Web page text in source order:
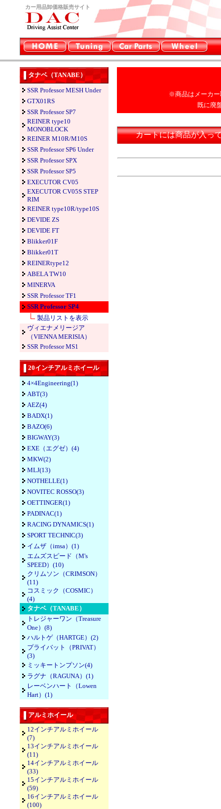
カー用品卸価格販売サイト
タナベ（TANABE）
SSR Professor MESH Under
GTX01RS
SSR Professor SP7
REINER type10
MONOBLOCK
REINER M10R/M10S
SSR Professor SP6 Under
SSR Professor SPX
SSR Professor SP5
EXECUTOR CV05
EXECUTOR CV05S STEP
RIM
REINER type10R/type10S
DEVIDE ZS
DEVIDE FT
Blikker01F
Blikker01T
REINERtype12
ABELA TW10
MINERVA
SSR Professor TF1
SSR Professor SP4
製品リストを表示
ヴィエナメリージア
（VIENNA MERISIA）
SSR Professor MS1
20インチアルミホイール
4×4Engineering(1)
ABT(3)
AEZ(4)
BADX(1)
BAZO(6)
BIGWAY(3)
EXE（エグゼ）(4)
MKW(2)
MLJ(13)
NOTHELLE(1)
NOVITEC ROSSO(3)
OETTINGER(1)
PADINAC(1)
RACING DYNAMICS(1)
SPORT TECHNIC(3)
イムザ（imsa）(1)
エムズスピード（M's
SPEED）(10)
クリムソン（CRIMSON）
(11)
コスミック（COSMIC）
(4)
タナベ（TANABE）
トレジャーワン（Treasure
One）(8)
ハルトゲ（HARTGE）(2)
プライバット（PRIVAT）
(3)
ミッキートンプソン(4)
ラグナ（RAGUNA）(1)
レーベンハート（Lowen
Hart）(1)
アルミホイール
12インチアルミホイール
(7)
13インチアルミホイール
(11)
14インチアルミホイール
(33)
15インチアルミホイール
(59)
16インチアルミホイール
(100)
※商品はメーカー
既に廃
カートには商品が入っ